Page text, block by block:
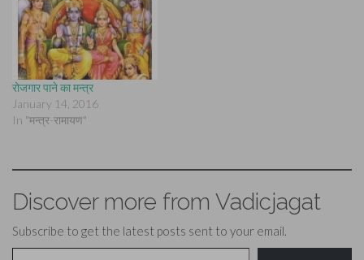
रोजगार पाने का मन्त्र
January 14, 2016
In "मन्त्र-रामायण"
Discover more from Vadicjagat
Subscribe to get the latest posts sent to your email.
Type your email…